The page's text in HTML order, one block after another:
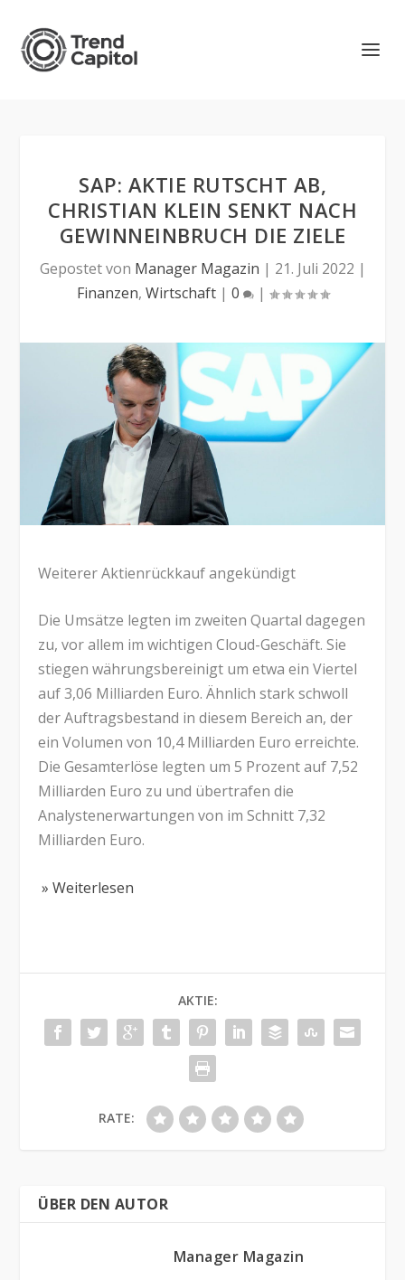
SAP: AKTIE RUTSCHT AB,
CHRISTIAN KLEIN SENKT NACH
GEWINNEINBRUCH DIE ZIELE
Gepostet von Manager Magazin | 21. Juli 2022 |
Finanzen, Wirtschaft| 0 |
Weiterer Aktienrückkauf angekündigt
Die Umsätze legten im zweiten Quartal dagegen
zu, vor allem im wichtigen Cloud-Geschäft. Sie
stiegen währungsbereinigt um etwa ein Viertel
auf 3,06 Milliarden Euro. Ähnlich stark schwoll
der Auftragsbestand in diesem Bereich an, der
ein Volumen von 10,4 Milliarden Euro erreichte.
Die Gesamterlöse legten um 5 Prozent auf 7,52
Milliarden Euro zu und übertrafen die
Analystenerwartungen von im Schnitt 7,32
Milliarden Euro.
» Weiterlesen
AKTIE:
RATE:
ÜBER DEN AUTOR
Manager Magazin